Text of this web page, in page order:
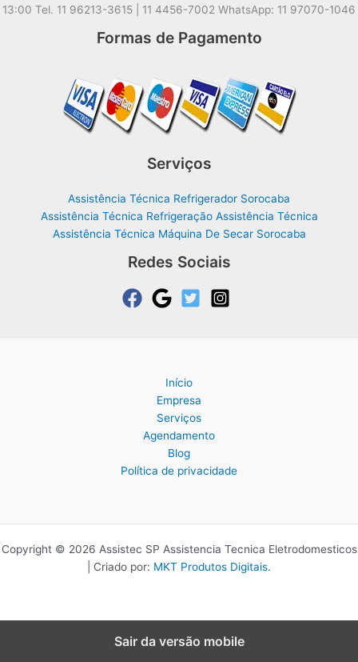
13:00 Tel. 11 96213-3615 | 11 4456-7002 WhatsApp: 11 97070-1046
Formas de Pagamento
Serviços
Assistência Técnica Refrigerador Sorocaba
Assistência Técnica Refrigeração Assistência Técnica
Assistência Técnica Máquina De Secar Sorocaba
Redes Sociais
Início
Empresa
Serviços
Agendamento
Blog
Política de privacidade
Copyright © 2026 Assistec SP Assistencia Tecnica Eletrodomesticos
| Criado por: MKT Produtos Digitais.
Sair da versão mobile